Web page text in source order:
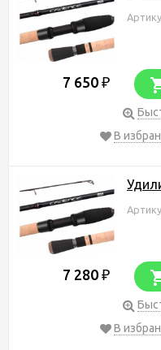
7 650 ₽
В
7 280 ₽
В